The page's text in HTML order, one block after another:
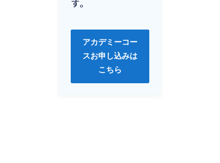
す。
アカデミーコー
スお申し込みは
こちら